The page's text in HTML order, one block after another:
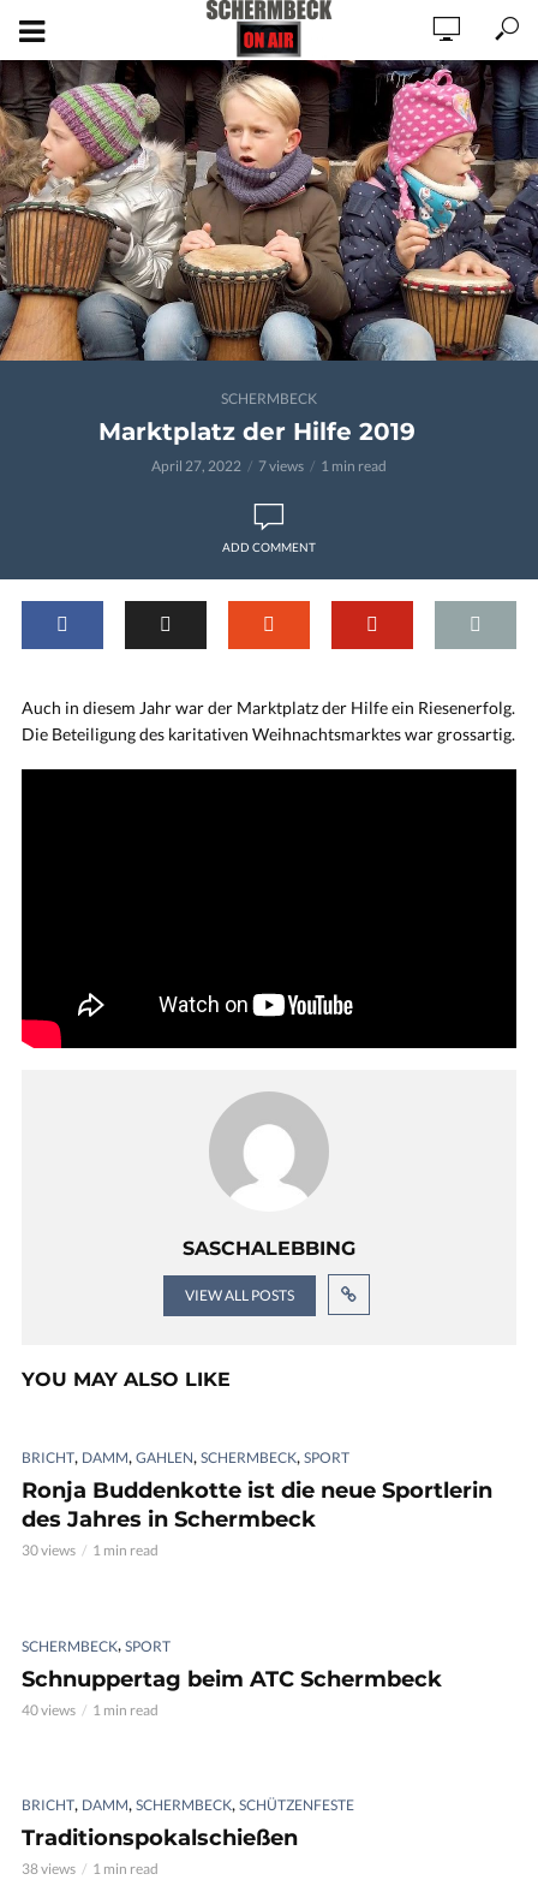
SCHERMBECK
Marktplatz der Hilfe 2019
April 27, 2022 7 views 1 min read
ADD COMMENT
Auch in diesem Jahr war der Marktplatz der Hilfe ein Riesenerfolg.
Die Beteiligung des karitativen Weihnachtsmarktes war grossartig.
SASCHALEBBING
VIEW ALL POSTS
YOU MAY ALSO LIKE
BRICHT, DAMM, GAHLEN, SCHERMBECK, SPORT
Ronja Buddenkotte ist die neue Sportlerin
des Jahres in Schermbeck
30 views 1 min read
SCHERMBECK, SPORT
Schnuppertag beim ATC Schermbeck
40 views 1 min read
BRICHT, DAMM, SCHERMBECK, SCHÜTZENFESTE
Traditionspokalschießen
38 views 1 min read